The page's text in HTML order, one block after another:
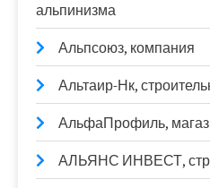
альпинизма
Альпсоюз, компания
Альтаир-Нк,
АльфаПрофиль,
АЛЬЯНС ИНВЕСТ,